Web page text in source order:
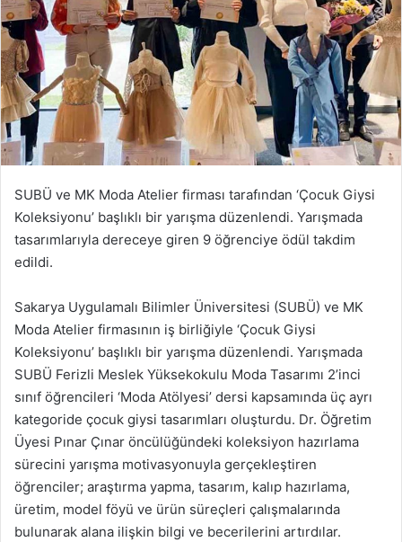
SUBÜ ve MK Moda Atelier firması tarafından ‘Çocuk Giysi
Koleksiyonu’ başlıklı bir yarışma düzenlendi. Yarışmada
tasarımlarıyla dereceye giren 9 öğrenciye ödül takdim
edildi.
Sakarya Uygulamalı Bilimler Üniversitesi (SUBÜ) ve MK
Moda Atelier firmasının iş birliğiyle ‘Çocuk Giysi
Koleksiyonu’ başlıklı bir yarışma düzenlendi. Yarışmada
SUBÜ Ferizli Meslek Yüksekokulu Moda Tasarımı 2’inci
sınıf öğrencileri ‘Moda Atölyesi’ dersi kapsamında üç ayrı
kategoride çocuk giysi tasarımları oluşturdu. Dr. Öğretim
Üyesi Pınar Çınar öncülüğündeki koleksiyon hazırlama
sürecini yarışma motivasyonuyla gerçekleştiren
öğrenciler; araştırma yapma, tasarım, kalıp hazırlama,
üretim, model föyü ve ürün süreçleri çalışmalarında
bulunarak alana ilişkin bilgi ve becerilerini artırdılar.